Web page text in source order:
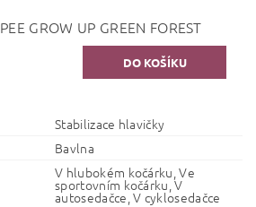
GROW UP GREEN FOREST
Stabilizace hlavičky
Bavlna
V hlubokém kočárku, Ve
sportovním kočárku, V
autosedačce, V cyklosedačce